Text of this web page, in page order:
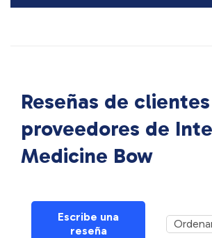
Reseñas de
proveedores de
Medicine Bow
Escribe una
reseña